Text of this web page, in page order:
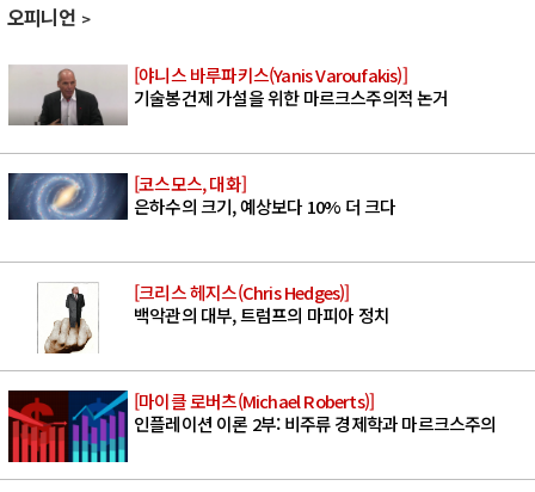
오피니언
[야니스 바루파키스(Yanis Varoufakis)]
기술봉건제 가설을 위한 마르크스주의적 논거
[코스모스, 대화]
은하수의 크기, 예상보다 10% 더 크다
[크리스 헤지스(Chris Hedges)]
백악관의 대부, 트럼프의 마피아 정치
[마이클 로버츠(Michael Roberts)]
인플레이션 이론 2부: 비주류 경제학과 마르크스주의